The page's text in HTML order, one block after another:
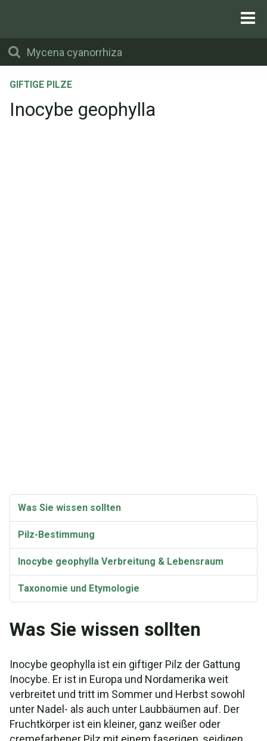
GIFTIGE PILZE
Inocybe geophylla
Was Sie wissen sollten
Pilz-Bestimmung
Inocybe geophylla Verbreitung & Lebensraum
Taxonomie und Etymologie
Was Sie wissen sollten
Inocybe geophylla ist ein giftiger Pilz der Gattung
Inocybe. Er ist in Europa und Nordamerika weit
verbreitet und tritt im Sommer und Herbst sowohl
unter Nadel- als auch unter Laubbäumen auf. Der
Fruchtkörper ist ein kleiner, ganz weißer oder